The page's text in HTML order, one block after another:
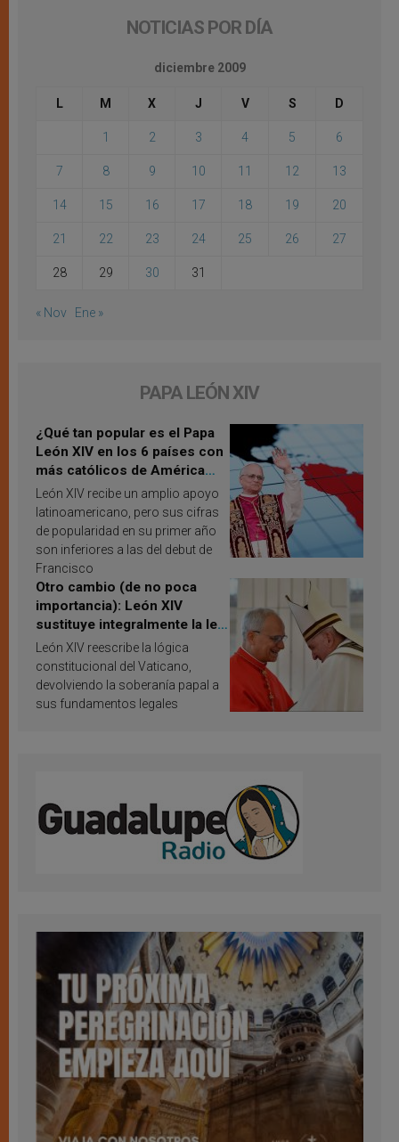
NOTICIAS POR DÍA
diciembre 2009
L M X J V S D
1 2 3 4 5 6
7 8 9 10 11 12 13
14 15 16 17 18 19 20
21 22 23 24 25 26 27
28 29 30 31
« Nov Ene »
PAPA LEÓN XIV
¿Qué tan popular es el Papa
León XIV en los 6 países con
más católicos de América
Latina en 2026? Publican
resultados de investigación
León XIV recibe un amplio apoyo
latinoamericano, pero sus cifras
de popularidad en su primer año
son inferiores a las del debut de
Francisco
Otro cambio (de no poca
importancia): León XIV
sustituye integralmente la ley
vaticana de Papa Francisco
León XIV reescribe la lógica
constitucional del Vaticano,
devolviendo la soberanía papal a
sus fundamentos legales